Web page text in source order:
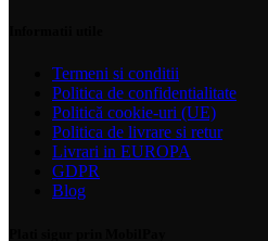
Termeni si conditii
Politica de confidentialitate
Politică cookie-uri (UE)
Politica de livrare si retur
Livrari in EUROPA
GDPR
Blog